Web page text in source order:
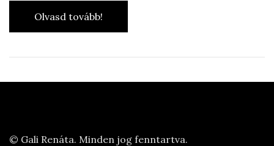
Olvasd tovább!
© Gali Renáta. Minden jog fenntartva.